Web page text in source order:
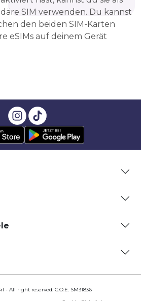
SIM verwenden. Du kannst
den beiden SIM-Karten
eSIMs auf deinem Gerät
- All right reserved. C.O.E. SM31836